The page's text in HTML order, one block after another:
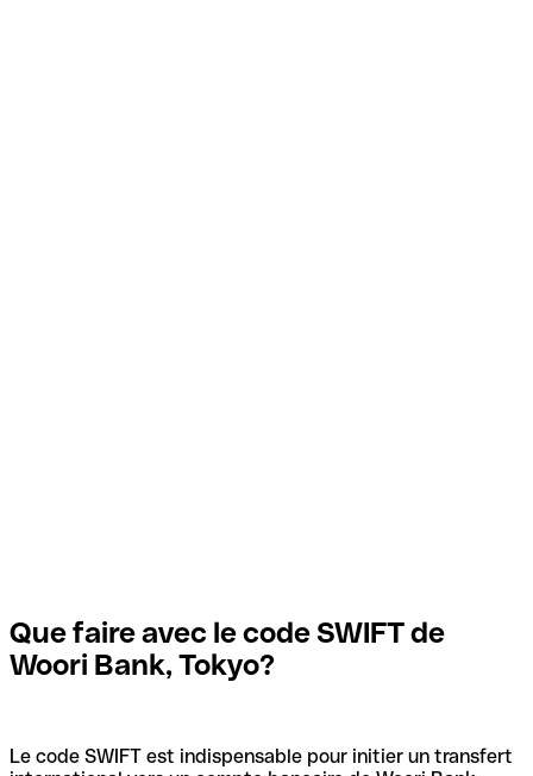
Que faire avec le code SWIFT de
Woori Bank, Tokyo?
Le code SWIFT est indispensable pour initier un transfert